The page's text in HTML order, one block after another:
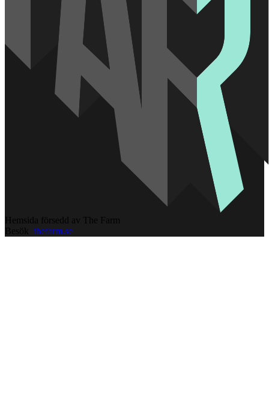
Hemsida försedd av The Farm
Besök thefarm.se